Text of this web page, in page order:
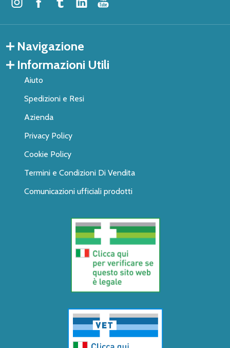
Navigazione
Informazioni Utili
Aiuto
Spedizioni e Resi
Azienda
Privacy Policy
Cookie Policy
Termini e Condizioni Di Vendita
Comunicazioni ufficiali prodotti